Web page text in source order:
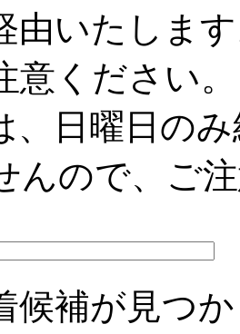
由いたしま
意ください。
、日曜日の
んので、ご
候補が見つ